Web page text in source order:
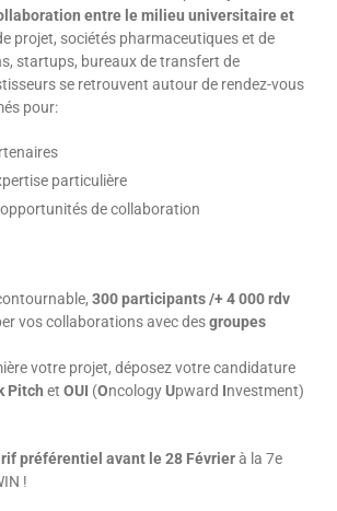
entre le milieu universitaire et
projet, sociétés pharmaceutiques et de
startups, bureaux de transfert de
se retrouvent autour de rendez-vous
pour:
particulière
de collaboration
300 participants /+ 4 000 rdv
vos collaborations avec desgroupes
votre projet, déposez votre candidature
Pitch et OUI (OncologyUpward Investment)
préférentiel avant le 28 Févrierà la 7e
!